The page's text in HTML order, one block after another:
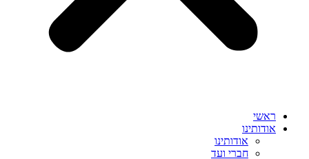
ראשי
אודותינו
אודותינו
חברי ועד